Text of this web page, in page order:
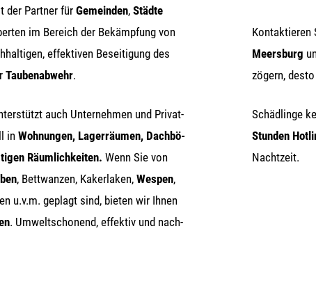
der Part­ner für Gemein­den, Städ­te
im Bereich der Bekämp­fung von
effek­ti­ven Besei­ti­gung des
Tau­ben­ab­wehr.
auch Unter­neh­men und Pri­vat­
in Woh­nun­gen, Lager­räu­men, Dach­bö­
Räum­lich­kei­ten. Wenn Sie von
, Bett­wan­zen, Kaker­la­ken, Wes­pen,
u.v.m. geplagt sind, bie­ten wir Ihnen
. Umwelt­scho­nend, effek­tiv und nach­
Kon­tak­tie­ren
Meers­burg
zögern,
Schäd­lin­ge
Stun­den
Nachtzeit.